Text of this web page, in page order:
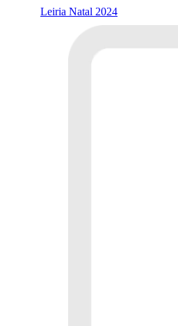
Leiria Natal 2024